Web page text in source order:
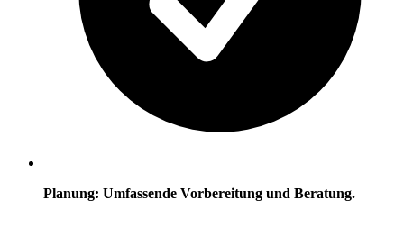
Planung: Umfassende Vorbereitung und Beratung.